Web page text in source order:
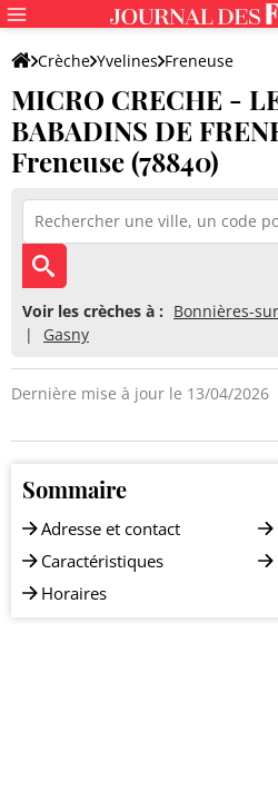
Crèche Yvelines Freneuse
MICRO CRECHE - LES PTITS
MICRO CRECHE -
BABADINS DE
Freneuse (78840)
Voir les crèches à : Bonnières-
Gasny
Dernière mise à jour le 13/04/2026
Sommaire
Adresse et contact
Caractéristiques
Horaires